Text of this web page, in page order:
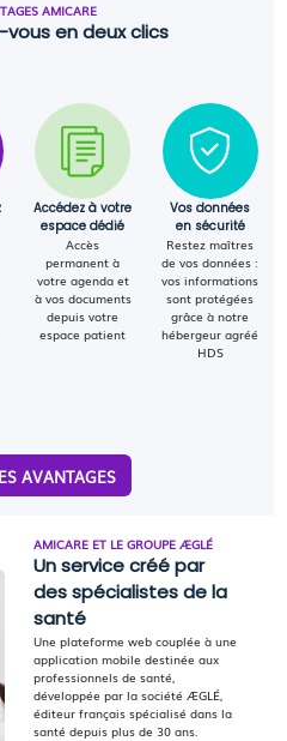
AMICARE
en deux clics
Accédez à votre
espace dédié
Accès
permanent à
votre agenda et
à vos documents
depuis votre
espace patient
Vos données
en sécurité
Restez maîtres
de vos données :
vos informations
sont protégées
grâce à notre
hébergeur agréé
HDS
AVANTAGES
AMICARE ET LE GROUPE ÆGLÉ
Un service créé par
des spécialistes de la
santé
Une plateforme web couplée à une
application mobile destinée aux
professionnels de santé,
développée par la société ÆGLÉ,
éditeur français spécialisé dans la
santé depuis plus de 30 ans.